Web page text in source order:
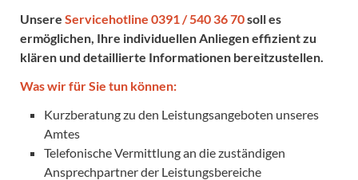
Unsere Servicehotline 0391 / 540 36 70soll es
ermöglichen, Ihre individuellen Anliegen effizient zu
klären und detaillierte Informationen bereitzustellen.
Was wir für Sie tun können:
Kurzberatung zu den Leistungsangeboten unseres
Amtes
Telefonische Vermittlung an die zuständigen
Ansprechpartner der Leistungsbereiche